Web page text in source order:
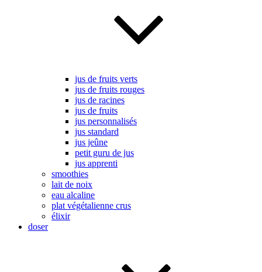
jus de fruits verts
jus de fruits rouges
jus de racines
jus de fruits
jus personnalisés
jus standard
jus jeûne
petit guru de jus
jus apprenti
smoothies
lait de noix
eau alcaline
plat végétalienne crus
élixir
doser